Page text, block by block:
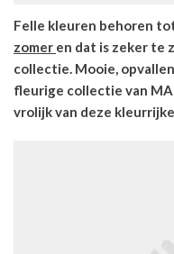
Felle kleuren behoren
zomer en dat is zeker te
collectie. Mooie,
fleurige collectie van
vrolijk van deze